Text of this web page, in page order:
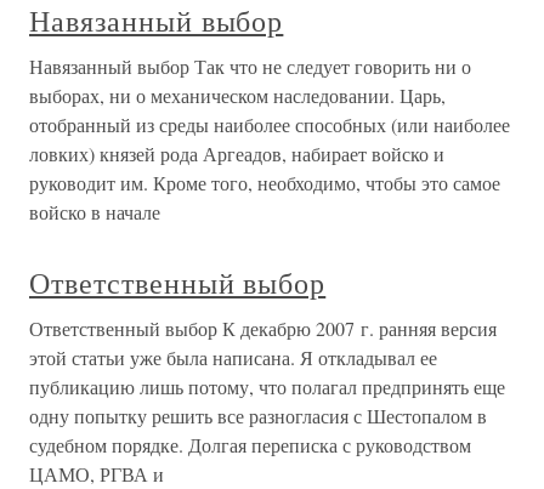
Навязанный выбор
Навязанный выбор Так что не следует говорить ни о
выборах, ни о механическом наследовании. Царь,
отобранный из среды наиболее способных (или наиболее
ловких) князей рода Аргеадов, набирает войско и
руководит им. Кроме того, необходимо, чтобы это самое
войско в начале
Ответственный выбор
Ответственный выбор К декабрю 2007 г. ранняя версия
этой статьи уже была написана. Я откладывал ее
публикацию лишь потому, что полагал предпринять еще
одну попытку решить все разногласия с Шестопалом в
судебном порядке. Долгая переписка с руководством
ЦАМО, РГВА и